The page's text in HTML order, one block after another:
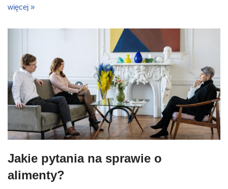
więcej »
Jakie pytania na sprawie o
alimenty?